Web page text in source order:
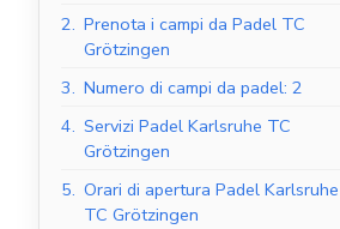
2. Prenota i campi da Padel TC
Grötzingen
3. Numero di campi da padel: 2
4. Servizi Padel Karlsruhe TC
Grötzingen
5. Orari di apertura Padel Karlsruhe
TC Grötzingen